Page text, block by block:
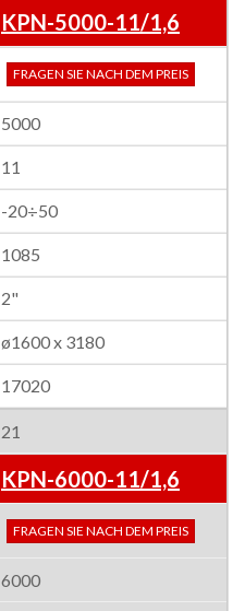
KPN-5000-11/1,6
FRAGEN SIE NACH DEM PREIS
5000
11
-20÷50
1085
2"
ø1600 x 3180
17020
21
KPN-6000-11/1,6
FRAGEN SIE NACH DEM PREIS
6000